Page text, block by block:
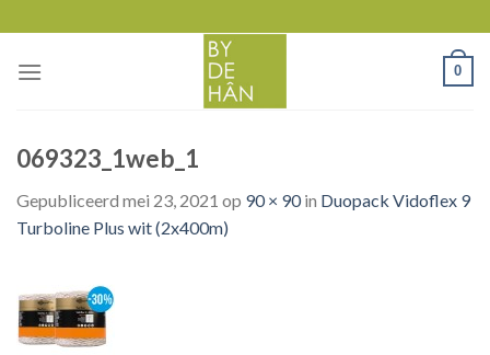
to
content
0
069323_1web_1
Gepubliceerd mei 23, 2021 op 90 × 90in Duopack Vidoflex 9
Turboline Plus wit (2x400m)